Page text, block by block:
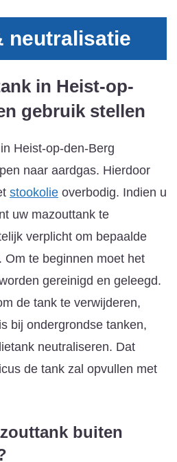
neutralisatie
in Heist-op-
gebruik stellen
Heist-op-den-Berg
naar aardgas. Hierdoor
stookolie overbodig. Indien u
uw mazouttank te
verplicht om bepaalde
Om te beginnen moet het
gereinigd en geleegd.
de tank te verwijderen,
bij ondergrondse tanken,
neutraliseren. Dat
de tank zal opvullen met
buiten